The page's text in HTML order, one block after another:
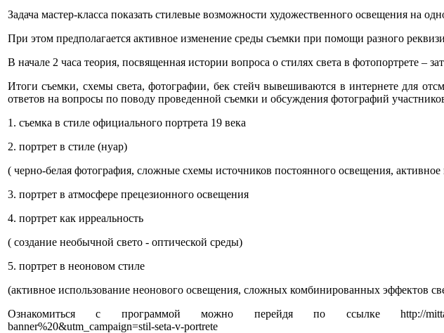
Задача мастер-класса показать стилевые возможности художественного освещения на
При этом предполагается активное изменение среды съемки при помощи разного
В начале 2 часа теория, посвященная истории вопроса о стилях света в фотопортрете –
Итоги съемки, схемы света, фотографии, бек стейч вывешиваются в интернете для
ответов на вопросы по поводу проведенной съемки и обсуждения фотографий
1. съемка в стиле официального портрета 19 века
2. портрет в стиле (нуар)
( черно-белая фотография, сложные схемы источников постоянного освещения,
3. портрет в атмосфере прецезионного освещения
4. портрет как ирреальность
( создание необычной свето - оптической среды)
5. портрет в неоновом стиле
(активное использование неонового освещения, сложных комбинированных эффектов
Ознакомиться с программой можно перейдя по ссылке http://mitta.ru/
banner%20&utm_campaign=stil-seta-v-portrete